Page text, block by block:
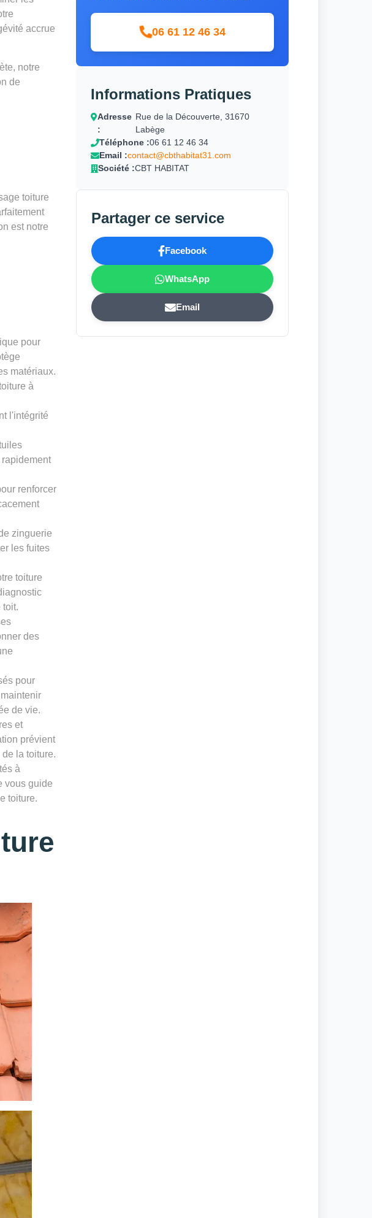
accrue
notre
de
toiture
est notre
pour
matériaux.
à
l'intégrité
renforcer
zinguerie
les fuites
toiture
toit.
des
pour
de vie.
et
prévient
la toiture.
à
vous guide
toiture.
06 61 12 46 34
Informations Pratiques
Adresse
:
Rue de la Découverte, 31670
Labège
Téléphone :06 61 12 46 34
Email :contact@cbthabitat31.com
Société :CBT HABITAT
Partager ce service
Facebook
WhatsApp
Email